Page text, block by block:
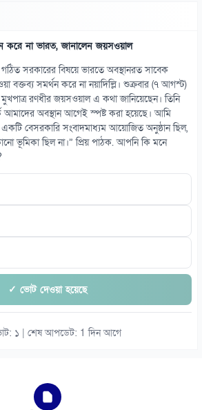
করে না ভারত, জানালেন জয়সওয়াল
গঠিত সরকারের বিষয়ে ভারতে অবস্থানরত সাবেক
বক্তব্য সমর্থন করে না নয়াদিল্লি। শুক্রবার (৭ আগস্ট)
মুখপাত্র রণধীর জয়সওয়াল এ কথা জানিয়েছেন। তিনি
আমাদের অবস্থান আগেই স্পষ্ট করা হয়েছে। আমি
বেসরকারি সংবাদমাধ্যম আয়োজিত অনুষ্ঠান ছিল,
ভূমিকা ছিল না।” প্রিয় পাঠক. আপনি কি মনে
✓ ভোট দেওয়া হয়েছে
১ | শেষ আপডেট: 1 দিন আগে